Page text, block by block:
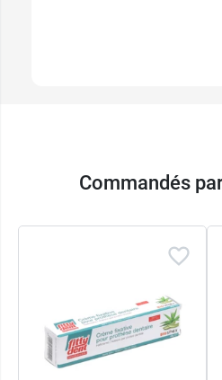
Commandés